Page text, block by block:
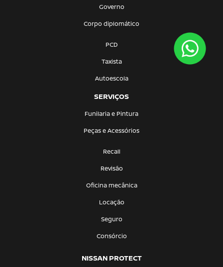
Governo
Corpo diplomático
PCD
Taxista
Autoescola
SERVIÇOS
Funilaria e Pintura
Peças e Acessórios
Recall
Revisão
Oficina mecânica
Locação
Seguro
Consórcio
NISSAN PROTECT